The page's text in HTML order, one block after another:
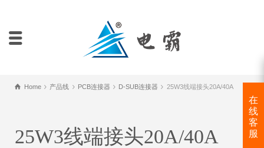
Home 产品线 PCB连接器 D-SUB连接器 25W3线端接头20A/40A
25W3线端接头20A/40A
在
线
客
服